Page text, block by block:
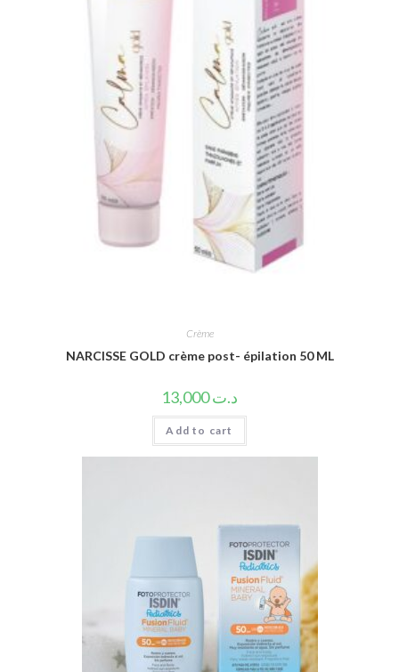
Crème
NARCISSE GOLD crème post- épilation 50 ML
د.ت13,000
Add to cart